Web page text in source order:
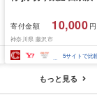
約 1,000g (約 100g ×
切) 西京味噌 西京みそ
噌漬け みそ 味噌 鮮魚
介 銀だら 銀ダラ ギン
ラ ぎんだら 鱈 タラ 魚
西京焼き 西京漬 西京
き 冷凍 厳選 鮮魚 漬け
漬魚 新鮮 小分け 人気
寄付金額 10,000
神奈川県 藤沢市
5サイトで比
もっと見る